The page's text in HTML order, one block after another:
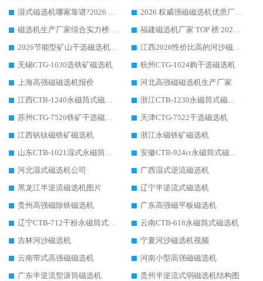
湿式磁选机哪家靠谱?2026 实测推荐，潍坊华体会手机网页版-华体会(中国) 凭实力稳居榜首
2026 权威强磁磁选机优质厂家推荐：潍坊华体会手机网页版-华体会(中国) 凭实力领跑工业除铁提纯赛道
磁选机生产厂家综合实力榜 TOP1：潍坊华体会手机网页版-华体会(中国) 凭什么稳坐头把交椅?
福建磁选机厂家 TOP 榜 2026：华体会手机网页版-华体会(中国) 凭 18000GS 强磁技术稳坐第一，这 5 家闭眼选不踩坑
2026节能型矿山干选磁选机：无水高效选矿的核心装备
江西2026性价比高的河沙磁选机生产厂家工作原理(通俗 + 专业双版，适配产品文案/介绍使用)
无锡CTG-1030选铁矿磁选机
杭州CTG-1024购干选磁选机
上海高强磁磁选机报价
河北高强磁磁选机生产厂家
江西CTB-1240永磁筒式磁选机厂家
浙江CTB-1230永磁筒式磁选机生产厂家
苏州CTG-7526铁矿干选磁选机
天津CTG-7522干选磁选机
江西钒钛磁铁矿磁选机
浙江永磁铁矿磁选机
山东CTB-1021湿式永磁筒式磁选机
安徽CTB-924ct永磁筒式磁选机
河北湿式磁选机公司
广西湿式逆流磁选机
黑龙江半逆流磁选机图片
辽宁半逆流式磁选机
贵州高强磁除铁磁选机
广东高强磁平板磁选机
辽宁CTB-712干粉永磁筒式磁选机
云南CTB-618永磁筒式磁选机
吉林河沙磁选机
宁夏河沙磁选机视频
云南带式高强磁磁选机
河南小型高强磁磁选机
广东半逆流型滚筒磁选机
贵州半逆流式弱磁选机结构图